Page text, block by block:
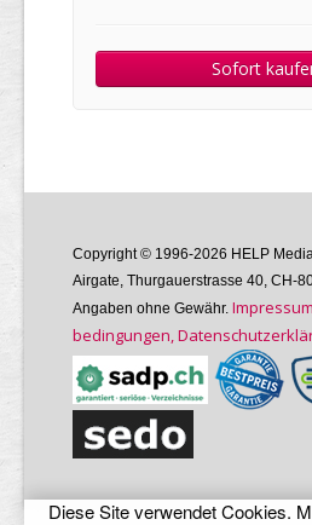
Sofort
Copyright © 1996-2026 HELP
Airgate, Thurgauer­strasse 40, CH-
Angaben ohne Gewähr. Im­pres­sum
bedin­gungen,
Diese Site verwendet Cookies.